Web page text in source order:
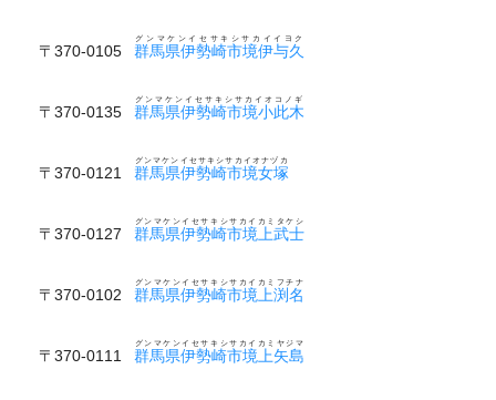
〒370-0105 群馬県伊勢崎市境伊与久
グンマケンイセサキシサカイイヨク
〒370-0135 群馬県伊勢崎市境小此木
グンマケンイセサキシサカイオコノギ
〒370-0121 群馬県伊勢崎市境女塚
グンマケンイセサキシサカイオナヅカ
〒370-0127 群馬県伊勢崎市境上武士
グンマケンイセサキシサカイカミタケシ
〒370-0102 群馬県伊勢崎市境上渕名
グンマケンイセサキシサカイカミフチナ
〒370-0111 群馬県伊勢崎市境上矢島
グンマケンイセサキシサカイカミヤジマ